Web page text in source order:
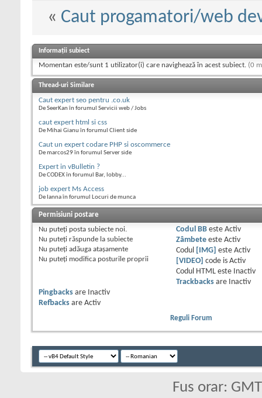
« Caut progamatori/web
Informații subiect
Momentan este/sunt 1 utilizator(i) care navighează în acest subiect. (0
Thread-uri Similare
Caut expert seo pentru .co.uk
De SeerKan în forumul Servicii web / Jobs
caut expert html si css
De Mihai Gianu în forumul Client side
Caut un expert codare PHP si oscommerce
De marcos29 în forumul Server side
Expert in vBulletin ?
De CODEX în forumul Bar, lobby...
job expert Ms Access
De Ianna în forumul Locuri de munca
Permisiuni postare
Nu puteţi posta subiecte noi.
Nu puteţi răspunde la subiecte
Nu puteţi adăuga ataşamente
Nu puteţi modifica posturile proprii
Codul BBeste Activ
Zâmbeteeste Activ
Codul
[IMG] este Activ
[VIDEO]
code is Activ
Codul HTML este
Inactiv
Trackbacksare
Inactiv
Pingbacks are
Inactiv
Refbacks are Activ
Reguli Forum
Fus orar: